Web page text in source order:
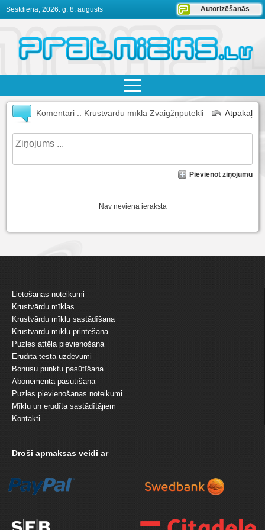
Sestdiena, 2026. g. 8. augusts Autorizēšanās
Komentāri :: Krustvārdu mīkla Zvaigžņputekļi Atpakaļ
Pievienot ziņojumu
Nav neviena ieraksta
Lietošanas noteikumi
Krustvārdu mīklas
Krustvārdu mīklu sastādīšana
Krustvārdu mīklu printēšana
Puzles attēla pievienošana
Erudīta testa uzdevumi
Bonusu punktu pasūtīšana
Abonementa pasūtīšana
Puzles pievienošanas noteikumi
Mīklu un erudīta sastādītājiem
Kontakti
Droši apmaksas veidi ar